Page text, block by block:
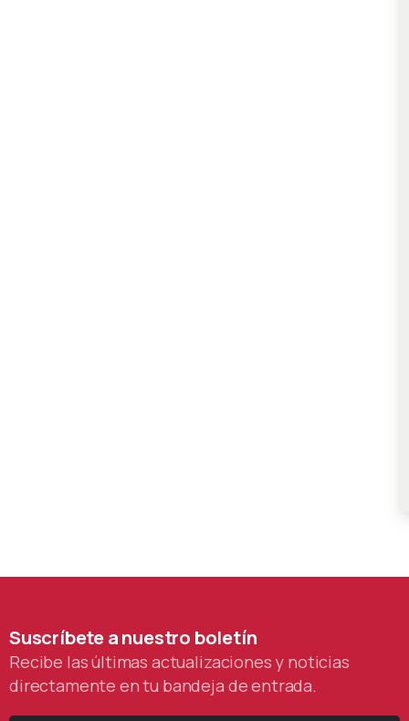
Suscríbeteanuestro boletín
Recibe las últimas actualizaciones y noticias
directamente en tu bandeja de entrada.